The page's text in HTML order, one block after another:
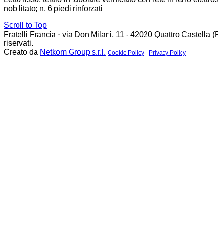
nobilitato; n. 6 piedi rinforzati
Scroll to Top
Fratelli Francia ⋅ via Don Milani, 11 - 42020 Quattro Castella
riservati.
Creato da Netkom Group s.r.l. Cookie Policy - Privacy Policy